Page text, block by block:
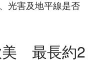
光害及地平線是否
美 最長約2